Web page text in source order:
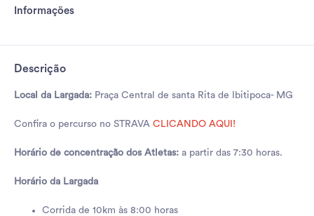
Informações
Descrição
Local da Largada: Praça Central de santa Rita de Ibitipoca- MG
Confira o percurso no STRAVA CLICANDO AQUI!
Horário de concentração dos Atletas: a partir das 7:30 horas.
Horário da Largada
Corrida de 10km às 8:00 horas